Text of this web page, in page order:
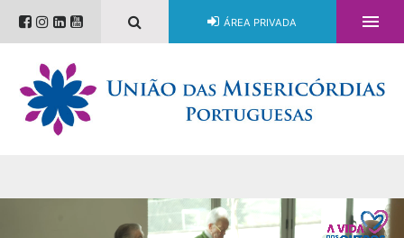
ÁREA PRIVADA 